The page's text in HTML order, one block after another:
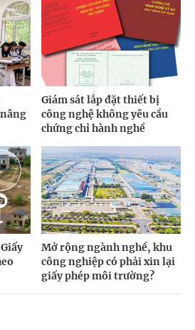
Giám sát lắp đặt thiết bị
công nghệ không yêu cầu
chứng chỉ hành nghề
Mở rộng ngành nghề, khu
công nghiệp có phải xin lại
giấy phép môi trường?